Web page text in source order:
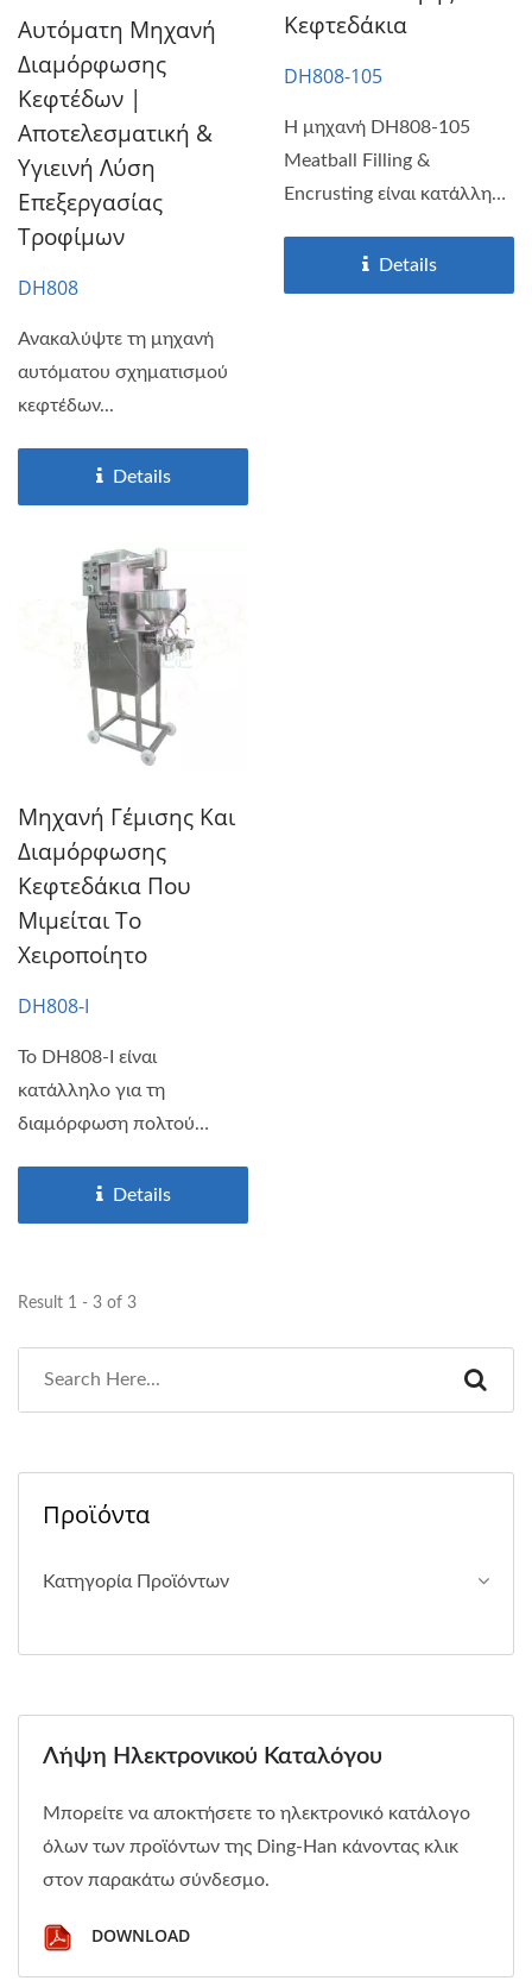
Αυτόματη Μηχανή
Διαμόρφωσης
Κεφτέδων |
Αποτελεσματική &
Υγιεινή Λύση
Επεξεργασίας
Τροφίμων
DH808
Ανακαλύψτε τη μηχανή
αυτόματου σχηματισμού
κεφτέδων...
Details
Κεφτεδάκια
DH808-105
Η μηχανή DH808-105
Meatball Filling &
Encrusting είναι κατάλληλη
Details
Μηχανή Γέμισης Και
Διαμόρφωσης
Κεφτεδάκια Που
Μιμείται Το
Χειροποίητο
DH808-I
Το DH808-I είναι
κατάλληλο για τη
διαμόρφωση πολτού
Details
Result 1 - 3 of 3
Προϊόντα
Κατηγορία Προϊόντων
Λήψη Ηλεκτρονικού Καταλόγου
Μπορείτε να αποκτήσετε το ηλεκτρονικό κατάλογο
όλων των προϊόντων της Ding-Han κάνοντας κλικ
στον παρακάτω σύνδεσμο.
DOWNLOAD